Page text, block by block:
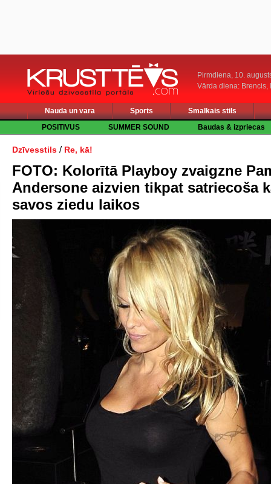
Pirmdiena, 10.
Vārda diena: Brencis,
Nauda un vara Sports
Smalkais stils
POSITIVUS
SUMMER SOUND Baudas & izpriecas
Dzīvesstils / Re, kā!
FOTO: Kolorītā Playboy zvaigzne
Andersone aizvien tikpat satriecoša
savos ziedu laikos